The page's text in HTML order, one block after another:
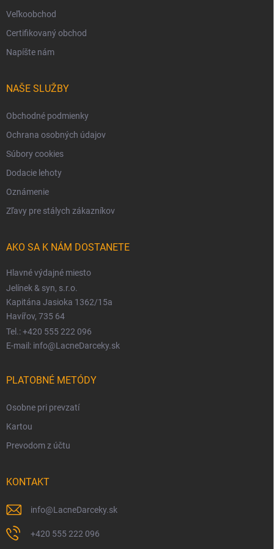
Veľkoobchod
Certifikovaný obchod
Napíšte nám
NAŠE SLUŽBY
Obchodné podmienky
Ochrana osobných údajov
Súbory cookies
Dodacie lehoty
Oznámenie
Zľavy pre stálych zákazníkov
AKO SA K NÁM DOSTANETE
Hlavné výdajné miesto
Jelínek & syn, s.r.o.
Kapitána Jasioka 1362/15a
Havířov, 735 64
Tel.: +420 555 222 096
E-mail: info@LacneDarceky.sk
PLATOBNÉ METÓDY
Osobne pri prevzatí
Kartou
Prevodom z účtu
KONTAKT
info@LacneDarceky.sk
+420 555 222 096